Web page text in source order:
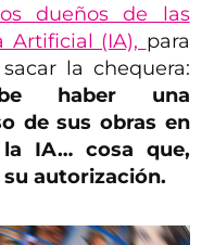
dueños de las
Artificial (IA), para
la chequera:
haber una
de sus obras en
la IA… cosa que,
su autorización.